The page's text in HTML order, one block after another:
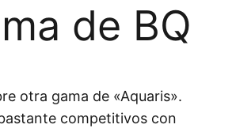
de BQ
otra gama de «Aquaris».
competitivos con